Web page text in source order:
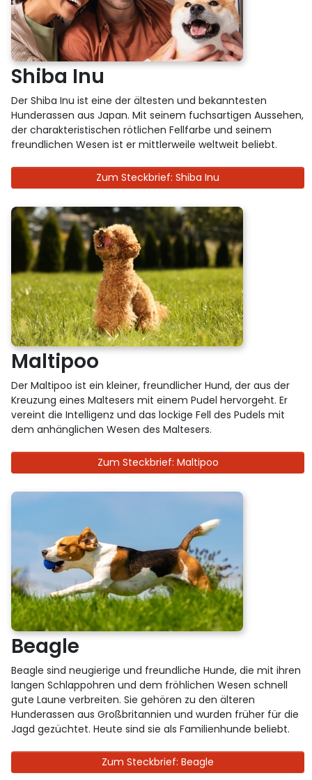
Shiba Inu
Der Shiba Inu ist eine der ältesten und bekanntesten
Hunderassen aus Japan. Mit seinem fuchsartigen Aussehen,
der charakteristischen rötlichen Fellfarbe und seinem
freundlichen Wesen ist er mittlerweile weltweit beliebt.
Zum Steckbrief: Shiba Inu
Maltipoo
Der Maltipoo ist ein kleiner, freundlicher Hund, der aus der
Kreuzung eines Maltesers mit einem Pudel hervorgeht. Er
vereint die Intelligenz und das lockige Fell des Pudels mit
dem anhänglichen Wesen des Maltesers.
Zum Steckbrief: Maltipoo
Beagle
Beagle sind neugierige und freundliche Hunde, die mit ihren
langen Schlappohren und dem fröhlichen Wesen schnell
gute Laune verbreiten. Sie gehören zu den älteren
Hunderassen aus Großbritannien und wurden früher für die
Jagd gezüchtet. Heute sind sie als Familienhunde beliebt.
Zum Steckbrief: Beagle